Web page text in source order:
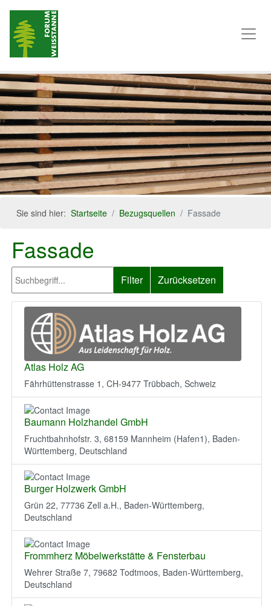
Sie sind hier:Startseite Bezugsquellen Fassade
Fassade
Filter Zurücksetzen
Atlas Holz AG
Fährhüttenstrasse 1, CH-9477 Trübbach, Schweiz
Baumann Holzhandel GmbH
Fruchtbahnhofstr. 3, 68159 Mannheim (Hafen1), Baden-
Württemberg, Deutschland
Burger Holzwerk GmbH
Grün 22, 77736 Zell a.H., Baden-Württemberg,
Deutschland
Frommherz Möbelwerkstätte & Fensterbau
Wehrer Straße 7, 79682 Todtmoos, Baden-Württemberg,
Deutschland